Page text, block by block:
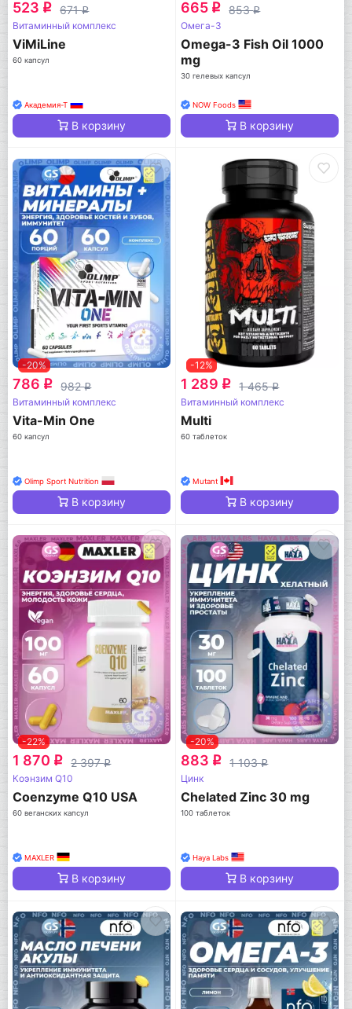
523 q 671q
Витаминный комплекс
ViMiLine
60 капсул
Академия-Т
В корзину
665 q 853q
Омега-3
Omega-3 Fish Oil 1000
mg
30 гелевых капсул
NOW Foods
В корзину
-20%
786 q 982q
Витаминный комплекс
Vita-Min One
60 капсул
Olimp Sport Nutrition
В корзину
-12%
1 289 q 1 465q
Витаминный комплекс
Multi
60 таблеток
Mutant
В корзину
-22%
1 870 q 2 397q
Коэнзим Q10
Coenzyme Q10 USA
60 веганских капсул
MAXLER
В корзину
-20%
883 q 1 103q
Цинк
Chelated Zinc 30 mg
100 таблеток
Haya Labs
В корзину